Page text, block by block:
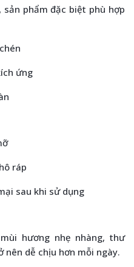
phẩm đặc biệt phù hợp
ứng
ráp
sau khi sử dụng
hương nhẹ nhàng, thư
nên dễ chịu hơn mỗi ngày.